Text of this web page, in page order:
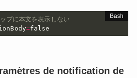
プに本文を表示しない
=false
de notification de